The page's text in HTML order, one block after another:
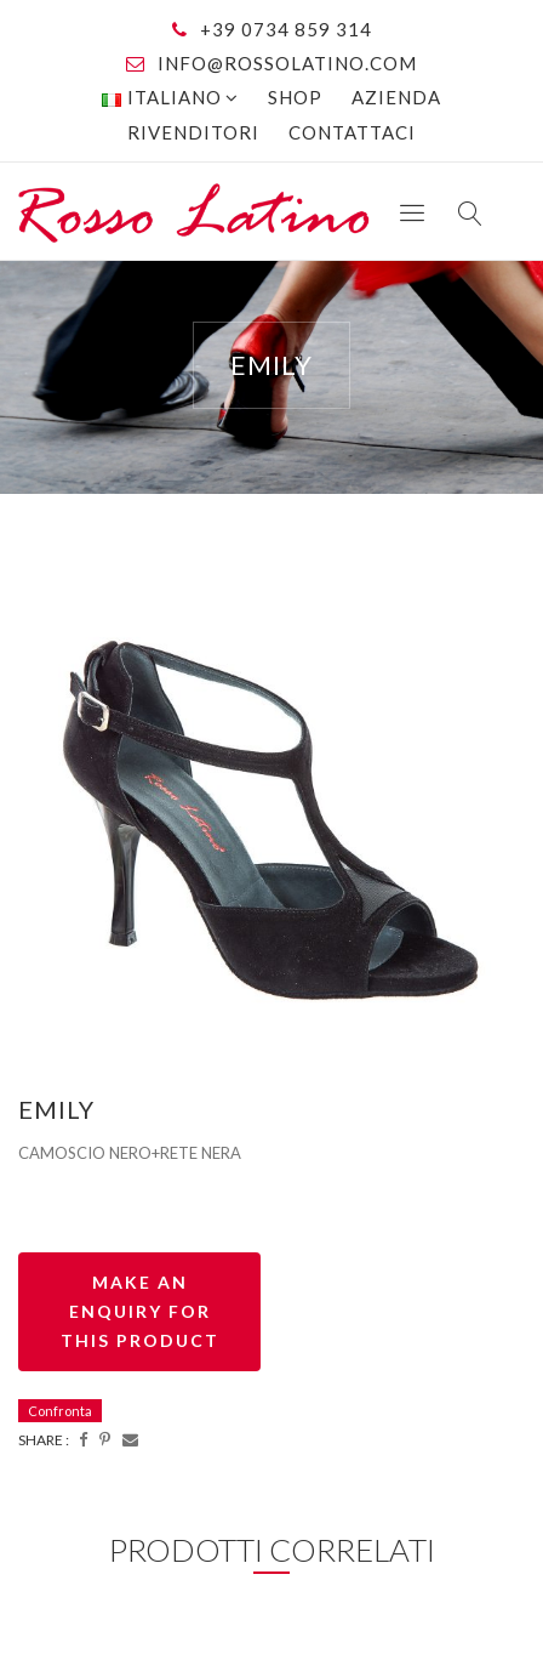
+39 0734 859 314
INFO@ROSSOLATINO.COM
ITALIANO
SHOP
AZIENDA
RIVENDITORI
CONTATTACI
EMILY
EMILY
CAMOSCIO NERO+RETE NERA
Confronta
SHARE :
PRODOTTI CORRELATI